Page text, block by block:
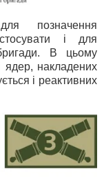
позначення
і для
бригади. В цьому
ядер, накладених
і реактивних